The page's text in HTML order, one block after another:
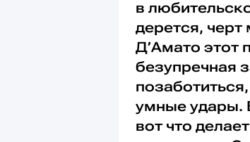
в
дерется,
Д’Амато этот
безупречная
умные удары.
вот что